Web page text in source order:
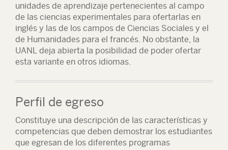
unidades de aprendizaje pertenecientes al campo
de las ciencias experimentales para ofertarlas en
inglés y las de los campos de Ciencias Sociales y el
de Humanidades para el francés. No obstante, la
UANL deja abierta la posibilidad de poder ofertar
esta variante en otros idiomas.
Perfil de egreso
Constituye una descripción de las características y
competencias que deben demostrar los estudiantes
que egresan de los diferentes programas